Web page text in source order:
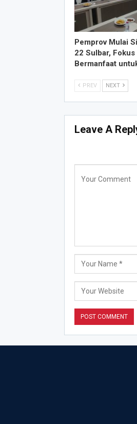
Pemprov Mulai
22 Sulbar, Fokus
Bermanfaat
PREV NEXT
Leave A